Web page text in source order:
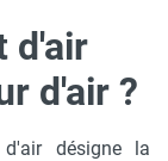
d'air
d'air ?
désigne la